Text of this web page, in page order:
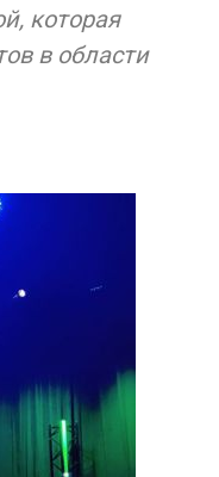
которая
в области